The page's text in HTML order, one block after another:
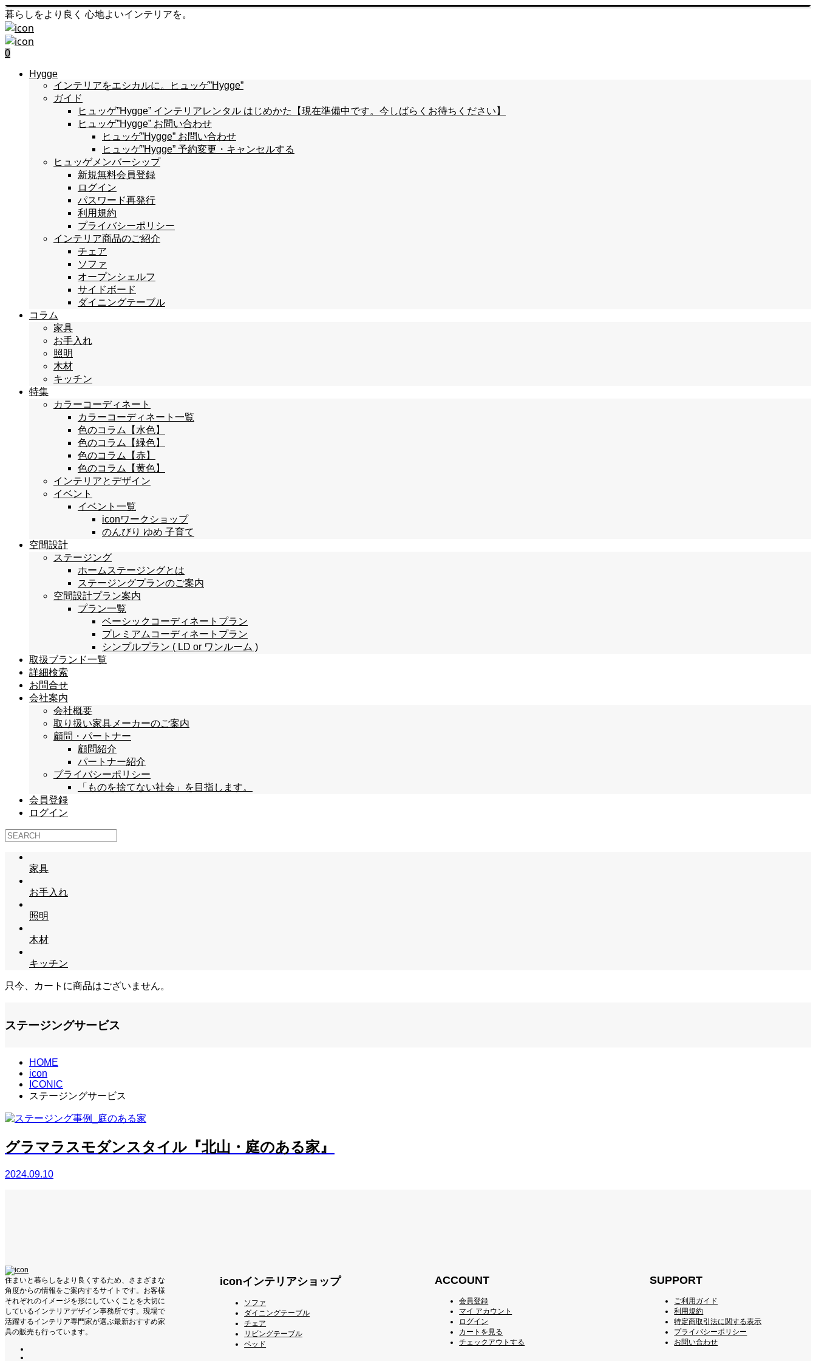
暮らしをより良く 心地よいインテリアを。
0
Hygge
インテリアをエシカルに。ヒュッゲ”Hygge”
ガイド
ヒュッゲ”Hygge” インテリアレンタル はじめかた【現在準備中です。今しばらくお待ちください】
ヒュッゲ”Hygge” お問い合わせ
ヒュッゲ”Hygge” お問い合わせ
ヒュッゲ”Hygge” 予約変更・キャンセルする
ヒュッゲメンバーシップ
新規無料会員登録
ログイン
パスワード再発行
利用規約
プライバシーポリシー
インテリア商品のご紹介
チェア
ソファ
オープンシェルフ
サイドボード
ダイニングテーブル
コラム
家具
お手入れ
照明
木材
キッチン
特集
カラーコーディネート
カラーコーディネート一覧
色のコラム【水色】
色のコラム【緑色】
色のコラム【赤】
色のコラム【黄色】
インテリアとデザイン
イベント
イベント一覧
iconワークショップ
のんびり ゆめ 子育て
空間設計
ステージング
ホームステージングとは
ステージングプランのご案内
空間設計プラン案内
プラン一覧
ベーシックコーディネートプラン
プレミアムコーディネートプラン
シンプルプラン ( LD or ワンルーム )
取扱ブランド一覧
詳細検索
お問合せ
会社案内
会社概要
取り扱い家具メーカーのご案内
顧問・パートナー
顧問紹介
パートナー紹介
プライバシーポリシー
「ものを捨てない社会」を目指します。
会員登録
ログイン
家具
お手入れ
照明
木材
キッチン
只今、カートに商品はございません。
ステージングサービス
HOME
icon
ICONIC
ステージングサービス
グラマラスモダンスタイル『北山・庭のある家』
2024.09.10
住まいと暮らしをより良くするため、さまざまな
角度からの情報をご案内するサイトです。お客様
それぞれのイメージを形にしていくことを大切に
しているインテリアデザイン事務所です。現場で
活躍するインテリア専門家が選ぶ最新おすすめ家
具の販売も行っています。
iconインテリアショップ
ソファ
ダイニングテーブル
チェア
リビングテーブル
ベッド
ACCOUNT
会員登録
マイ アカウント
ログイン
カートを見る
チェックアウトする
SUPPORT
ご利用ガイド
利用規約
特定商取引法に関する表示
プライバシーポリシー
お問い合わせ